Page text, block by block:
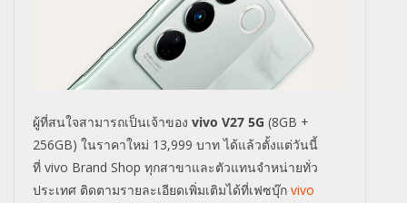
ผู้ที่สนใจสามารถเป็นเจ้าของ vivo V27 5G (8GB +
256GB) ในราคาใหม่ 13,999 บาท ได้แล้วตั้งแต่วันนี้
ที่ vivo Brand Shop ทุกสาขาและตัวแทนจำหน่ายทั่ว
ประเทศ ติดตามรายละเอียดเพิ่มเติมได้ที่เฟซบุ๊ก vivo